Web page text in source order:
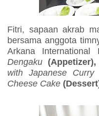
Fitri, sapaan akrab
bersama anggota
Arkana
Dengaku (Appetizer),
with Japanese Curry
Cheese Cake